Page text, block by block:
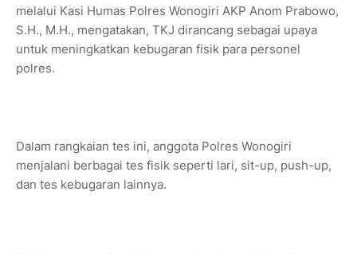
melalui Kasi Humas Polres Wonogiri AKP Anom Prabowo,
S.H., M.H., mengatakan, TKJ dirancang sebagai upaya
untuk meningkatkan kebugaran fisik para personel
polres.
Dalam rangkaian tes ini, anggota Polres Wonogiri
menjalani berbagai tes fisik seperti lari, sit-up, push-up,
dan tes kebugaran lainnya.